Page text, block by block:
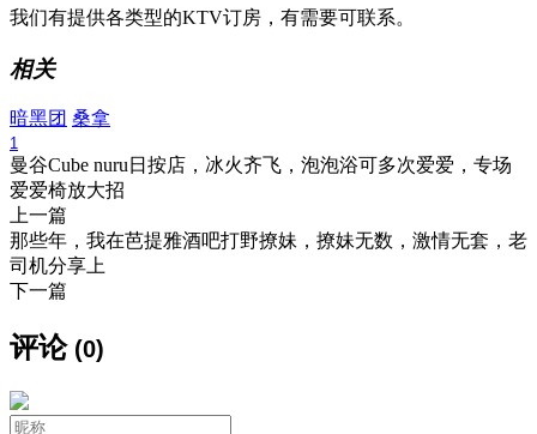
我们有提供各类型的KTV订房，有需要可联系。
相关
暗黑团 桑拿
1
曼谷Cube nuru日按店，冰火齐飞，泡泡浴可多次爱爱，专场
爱爱椅放大招
上一篇
那些年，我在芭提雅酒吧打野撩妹，撩妹无数，激情无套，老
司机分享上
下一篇
评论(0)